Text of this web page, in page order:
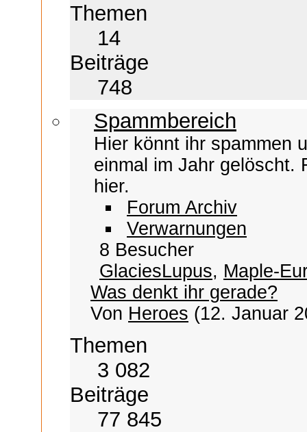
Themen
14
Beiträge
748
Spammbereich
Hier könnt ihr spammen
einmal im Jahr gelöscht.
hier.
Forum Archiv
Verwarnungen
8 Besucher
GlaciesLupus, Maple-
Was denkt ihr gerade?
Von Heroes (12. Januar
Themen
3 082
Beiträge
77 845